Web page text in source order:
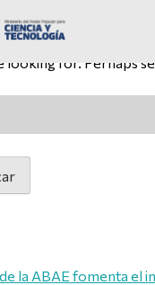
looking for. Perhaps
la ABAE fomenta el